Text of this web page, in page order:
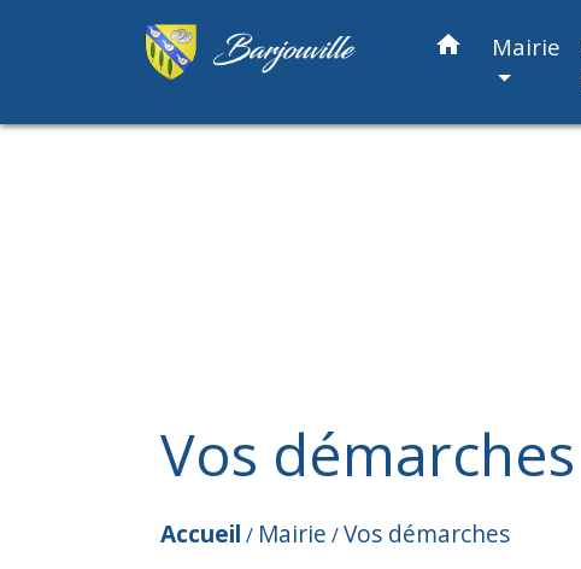
home Mairie
Vos démarches
Accueil / Mairie /Vos démarches